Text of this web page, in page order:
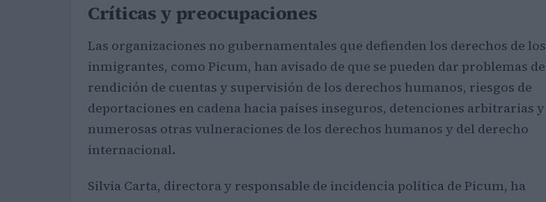
Críticas y preocupaciones
Las organizaciones no gubernamentales que defienden los derechos de los
inmigrantes, como Picum, han avisado de que se pueden dar problemas de
rendición de cuentas y supervisión de los derechos humanos, riesgos de
deportaciones en cadena hacia países inseguros, detenciones arbitrarias y
numerosas otras vulneraciones de los derechos humanos y del derecho
internacional.
Silvia Carta, directora y responsable de incidencia política de Picum, ha